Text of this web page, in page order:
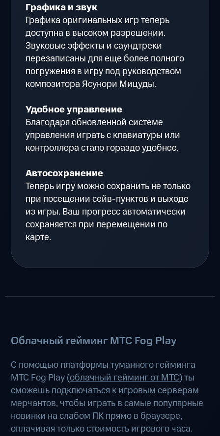
Графика и звук
Графика оригинальных игр теперь
доступна в высоком разрешении.
Звуковые эффекты и саундтреки
перезаписаны для еще более полного
погружения в игру под руководством
композитора Ясунори Мицуды.
Удобное управление
Благодаря обновленной системе
управления играть с клавиатуры или
контроллера стало гораздо удобнее.
Автосохранение
Теперь игру можно сохранить не только
при посещении сейв-пунктов и выходе
из игры. Ваш прогресс автоматически
сохраняется при перемещении по
карте.
Облачный гейминг МТС Fog Play
С помощью платформы туманного гейминга
МТС Fog Play (облачный гейминг от МТС) ты
сможешь подключаться к игровым серверам
мерчантов, чтобы играть в самые популярные
новинки на слабом ПК прямо в браузере,
оплачивая только стоимость игрового часа.